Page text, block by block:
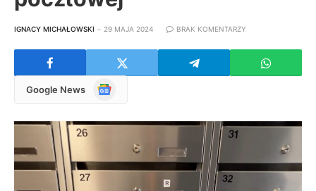
IGNACY MICHAŁOWSKI 29 MAJA 2024 BRAK KOMENTARZY
Google News
Google